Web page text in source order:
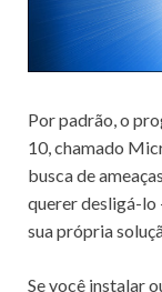
Por padrão, o
10, chamado
busca de
querer desligá-lo
sua própria
Se você instalar